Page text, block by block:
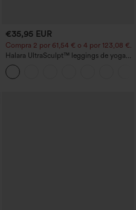
€35,95 EUR
Compra 2 por 61,54 € o 4 por 123,08 €.
Halara UltraSculpt™ leggings de yoga
bootcut de talle alto con control
abdominal, efecto moldeador y bolsillos